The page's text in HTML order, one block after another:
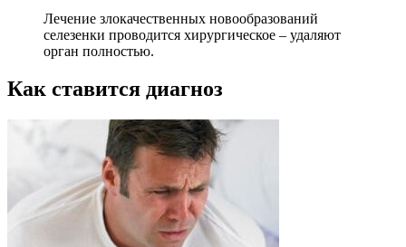
Лечение злокачественных новообразований
селезенки проводится хирургическое – удаляют
орган полностью.
Как ставится диагноз